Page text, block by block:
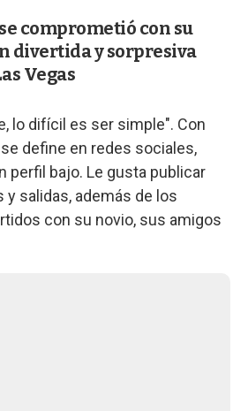
comprometió con su
divertida y sorpresiva
Vegas
lo difícil es ser simple". Con
define en redes sociales,
perfil bajo. Le gusta publicar
salidas, además de los
con su novio, sus amigos